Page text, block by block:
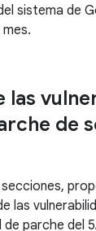
sistema de
las
de
secciones,
las
de parche del